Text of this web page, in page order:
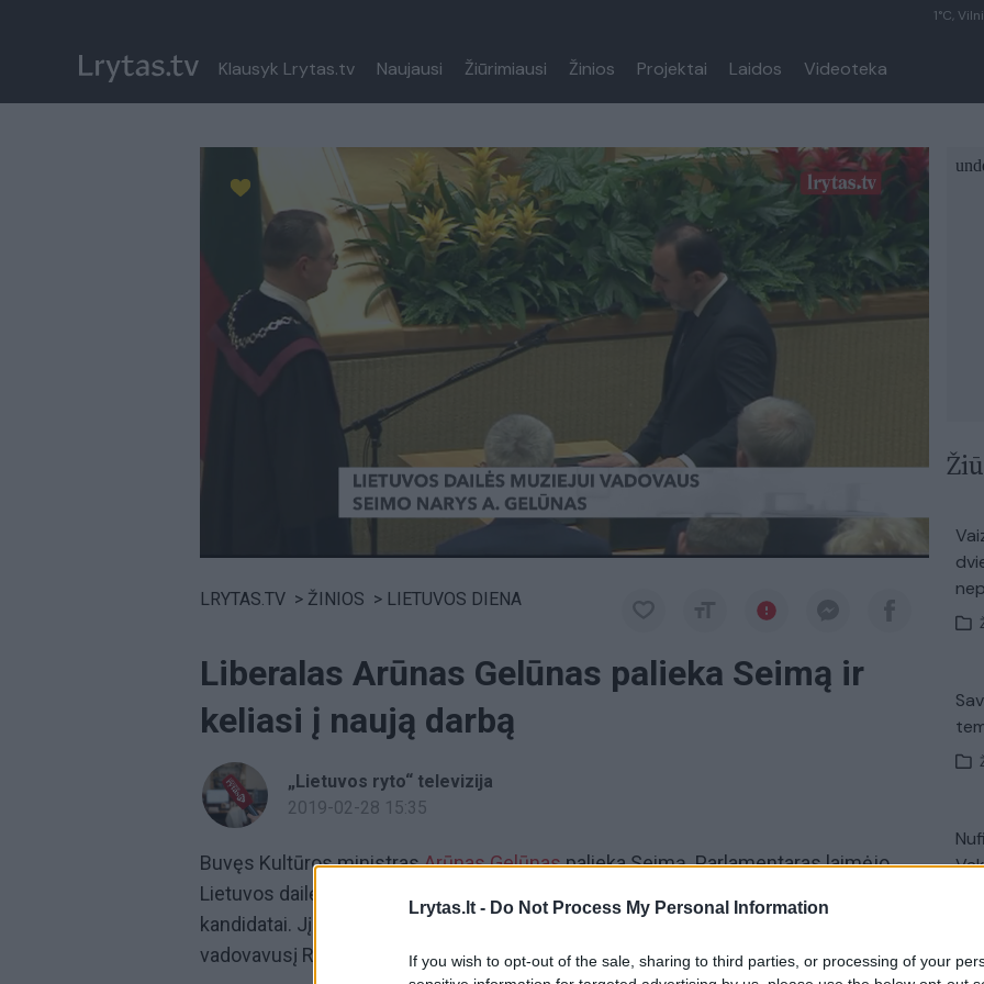
Lrytas.lt - Do Not Process My Personal Information
If you wish to opt-out of the sale, sharing to third parties, or processing of your
1°C,
Klausyk Lrytas.tv Naujausi Žiūrimiausi Žinios Projektai Laidos Videoteka
Paremkite Ukrainą
LRYTAS.TV > ŽINIOS > LIETUVOS DIENA
Liberalas Arūnas Gelūnas palieka Seimą ir
keliasi į naują darbą
„Lietuvos ryto“ televizija
2019-02-28 15:35
Buvęs Kultūros ministrasArūnas Gelūnaspalieka Seimą. Parlamentaras laimėjo
Lietuvos dailės muziejaus vadovo konkursą. Iš viso konkurse dalyvavo trys
kandidatai. Jį laimėjęs
Arūnas Gelūnas
pakeis net 40 metų Dailės Muziejui
vadovavusį Romualdą Budrį.